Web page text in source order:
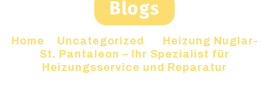
Blogs
Home Uncategorized
Heizung Nuglar-
St. Pantaleon – Ihr Spezialist für
Heizungsservice und Reparatur